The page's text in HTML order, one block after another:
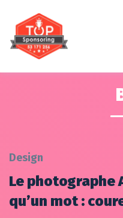
Design
Le photographe
qu’un mot :